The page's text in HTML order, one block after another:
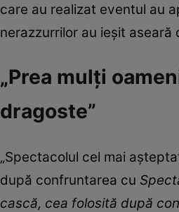
care au realizat eventul au
nerazzurrilor au ieşit
„Prea mulți
dragoste”
„Spectacolul cel mai
după confruntarea cu
cască, cea folosită după